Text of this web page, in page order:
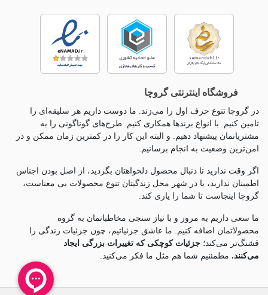
فروشگاه اینترنتی گروچا
در گروچا تنوع حرف اول را می‌زند. ما دوست داریم هر سلیقه‌ای را
تامین کنیم. با انواع برندها همکاری کنیم. طرح‌های گوناگونی را به
مشتریانمان پیشنهاد دهیم. و البته این کار را در کمترین زمان ممکن و در
امن‌ترین وضعیت به انجام برسانیم.
اگر وقت ندارید تا دنبال محصول دلخواهتان بگردید، از اصل بودن اجناس
اطمینان ندارید، یا در شهر محل زندگیتان تنوع محصولات بی معناست،
گروچا اینجاست تا شما را یاری کند.
ما سعی داریم به مرور و با نیاز سنجی مخاطبانمان به گروه
محصولاتمان اضافه کنیم. ما عاشق جزئياتیم، چون جزئيات زندگی را
قشنگ‌تر می‌کند؛ جزئیات کوچکی که تغییرات بزرگی ایجاد
می‌کنند. مطمئنیم شما هم مثل ما فکر می‌کنید.